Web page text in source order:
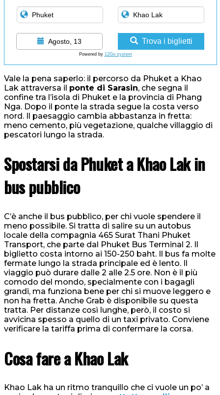
Agosto, 13 Trova i biglietti
Powered by 12Go system
Vale la pena saperlo: il percorso da Phuket a Khao
Lak attraversa il ponte di Sarasin, che segna il
confine tra l’isola di Phuket e la provincia di Phang
Nga. Dopo il ponte la strada segue la costa verso
nord. Il paesaggio cambia abbastanza in fretta:
meno cemento, più vegetazione, qualche villaggio di
pescatori lungo la strada.
Spostarsi da Phuket a Khao Lak in
bus pubblico
C’è anche il bus pubblico, per chi vuole spendere il
meno possibile. Si tratta di salire su un autobus
locale della compagnia 465 Surat Thani Phuket
Transport, che parte dal Phuket Bus Terminal 2. Il
biglietto costa intorno ai 150-250 baht. Il bus fa molte
fermate lungo la strada principale ed è lento. Il
viaggio può durare dalle 2 alle 2.5 ore. Non è il più
comodo del mondo, specialmente con i bagagli
grandi, ma funziona bene per chi si muove leggero e
non ha fretta. Anche Grab è disponibile su questa
tratta. Per distanze così lunghe, però, il costo si
avvicina spesso a quello di un taxi privato. Conviene
verificare la tariffa prima di confermare la corsa.
Cosa fare a Khao Lak
Khao Lak ha un ritmo tranquillo che ci vuole un po’ a